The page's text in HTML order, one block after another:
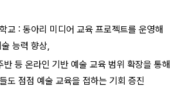
교 : 동아리 미디어 교육 프로젝트를 운영해
능력 향상,
반 등 온라인 기반 예술 교육 범위 확장을 통해
도 점점 예술 교육을 접하는 기회 증진